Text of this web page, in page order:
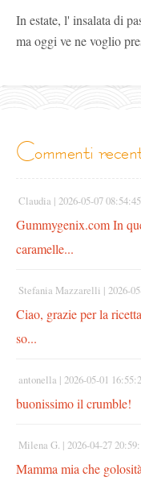
In estate, l' insalata di
ma oggi ve ne voglio
commenti
Claudia | 2026-05-07 08:54:45
Gummygenix.com In
caramelle...
Stefania Mazzarelli | 2026-
Ciao, grazie per la
so...
antonella | 2026-05-01
buonissimo il crumble!
Milena G. | 2026-04-27
Mamma mia che